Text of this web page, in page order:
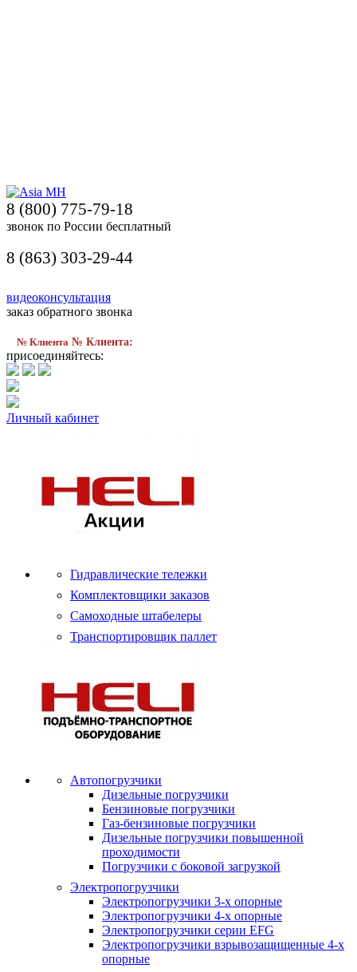
8 (800) 775-79-18
звонок по России бесплатный
8 (863) 303-29-44
видеоконсультация
заказ обратного звонка
№ Клиента № Клиента:
присоединяйтесь:
Личный кабинет
Гидравлические тележки
Комплектовщики заказов
Самоходные штабелеры
Транспортировщик паллет
Автопогрузчики
Дизельные погрузчики
Бензиновые погрузчики
Газ-бензиновые погрузчики
Дизельные погрузчики повышенной
проходимости
Погрузчики с боковой загрузкой
Электропогрузчики
Электропогрузчики 3-х опорные
Электропогрузчики 4-х опорные
Электропогрузчики серии EFG
Электропогрузчики взрывозащищенные 4-х
опорные